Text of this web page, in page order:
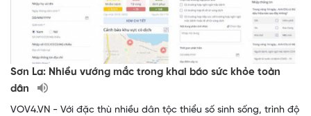
Sơn La: Nhiều vướng mắc trong khai báo sức khỏe toàn
dân
VOV4.VN - Với đặc thù nhiều dân tộc thiểu số sinh sống, trình độ